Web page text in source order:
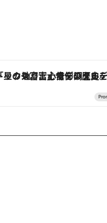
「星のや富士」でデジタルデトックス。冨士信仰の歴史を辿り、心身を調え